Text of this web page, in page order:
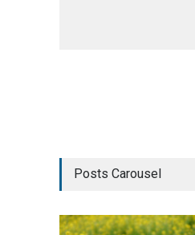
Posts Carousel